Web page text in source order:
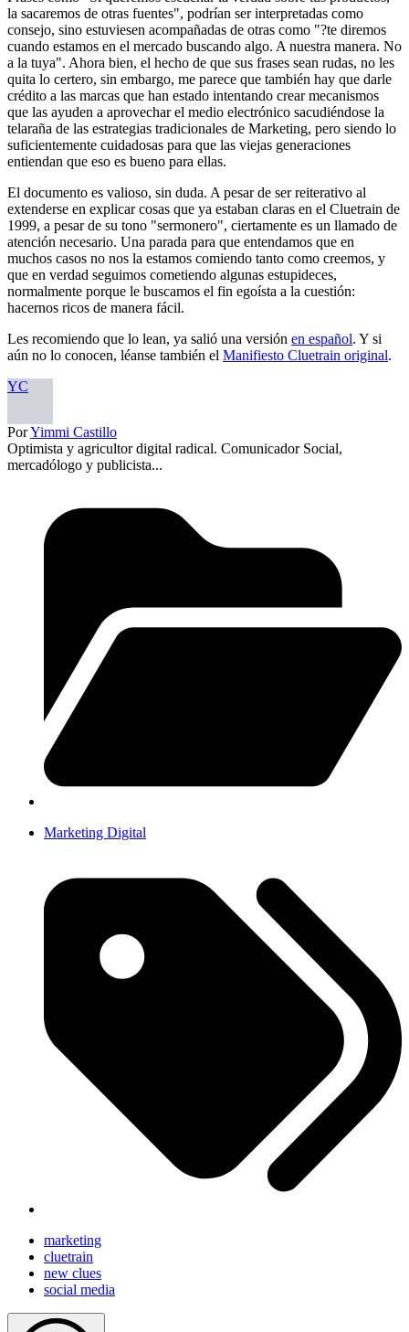
la sacaremos de otras fuentes", podrían ser interpretadas como
consejo, sino estuviesen acompañadas de otras como "?te diremos
cuando estamos en el mercado buscando algo. A nuestra manera. No
a la tuya". Ahora bien, el hecho de que sus frases sean rudas, no les
quita lo certero, sin embargo, me parece que también hay que darle
crédito a las marcas que han estado intentando crear mecanismos
que las ayuden a aprovechar el medio electrónico sacudiéndose la
telaraña de las estrategias tradicionales de Marketing, pero siendo lo
suficientemente cuidadosas para que las viejas generaciones
entiendan que eso es bueno para ellas.
El documento es valioso, sin duda. A pesar de ser reiterativo al
extenderse en explicar cosas que ya estaban claras en el Cluetrain de
1999, a pesar de su tono "sermonero", ciertamente es un llamado de
atención necesario. Una parada para que entendamos que en
muchos casos no nos la estamos comiendo tanto como creemos, y
que en verdad seguimos cometiendo algunas estupideces,
normalmente porque le buscamos el fin egoísta a la cuestión:
hacernos ricos de manera fácil.
Les recomiendo que lo lean, ya salió una versión en español. Y si
aún no lo conocen, léanse también el Manifiesto Cluetrain original.
YC
PorYimmi Castillo
Optimista y agricultor digital radical. Comunicador Social,
mercadólogo y publicista...
Marketing Digital
marketing
cluetrain
new clues
social media